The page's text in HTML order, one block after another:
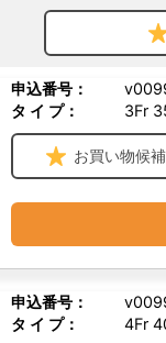
申込番号：
タ イ プ：
3Fr
お買い物候補
申込番号：
タ イ プ：
4Fr